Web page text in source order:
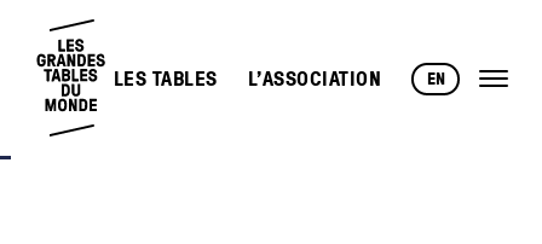
LES TABLES L’ASSOCIATION EN